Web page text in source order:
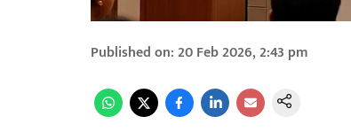
Published on:20 Feb 2026, 2:43 pm